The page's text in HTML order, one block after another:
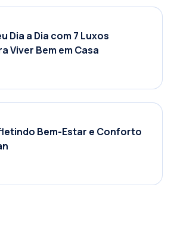
Dia a Dia com 7 Luxos
Viver Bem em Casa
Bem-Estar e Conforto